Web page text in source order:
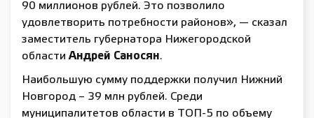
90 миллионов рублей. Это позволило
удовлетворить потребности районов», — сказал
заместитель губернатора Нижегородской
областиАндрей Саносян.
Наибольшую сумму поддержки получил Нижний
Новгород – 39 млн рублей. Среди
муниципалитетов области в ТОП-5 по объему